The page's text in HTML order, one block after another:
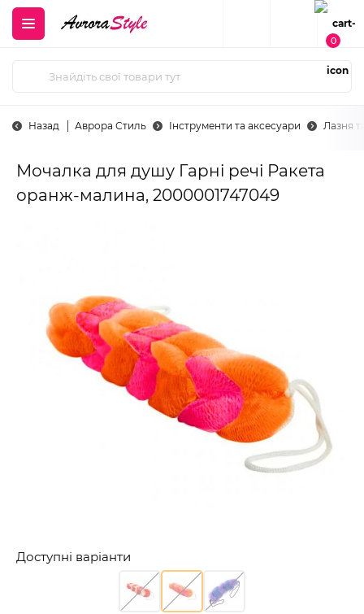
0
Назад Аврора Стиль Інструменти та аксесуари Лазня
Мочалка для душу Гарні речі Ракета
оранж-малина, 2000001747049
Доступні варіанти